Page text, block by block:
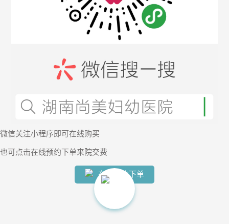
微信关注小程序即可在线购买
也可 点击在线预约下单来院交费
在线预约下单